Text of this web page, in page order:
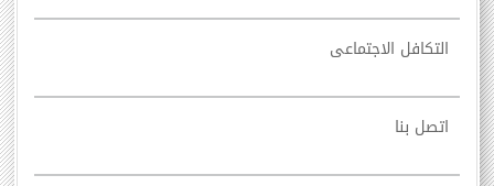
التكافل الاجتماعى
اتصل بنا